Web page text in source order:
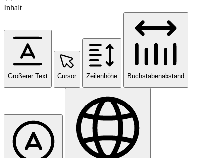
Inhalt
Größerer Text Cursor Zeilenhöhe Buchstabenabstand